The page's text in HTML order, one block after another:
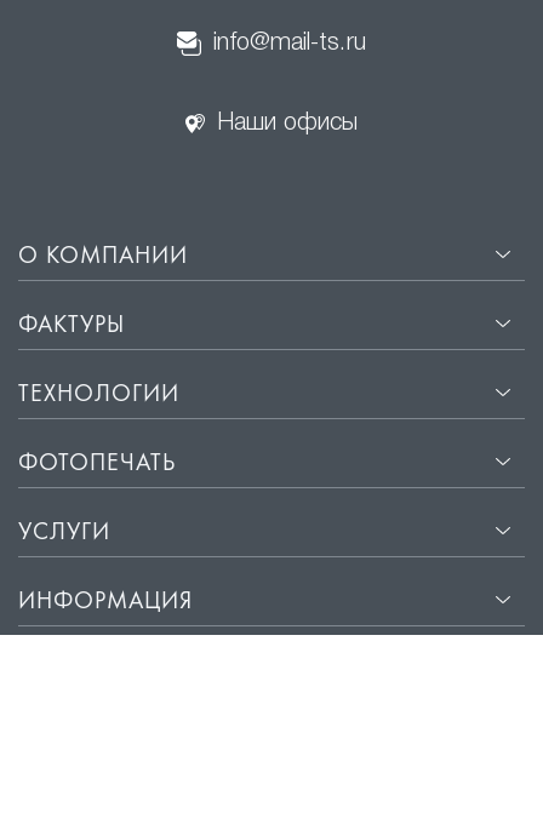
info@mail-ts.ru
Наши офисы
О КОМПАНИИ
ФАКТУРЫ
ТЕХНОЛОГИИ
ФОТОПЕЧАТЬ
УСЛУГИ
ИНФОРМАЦИЯ